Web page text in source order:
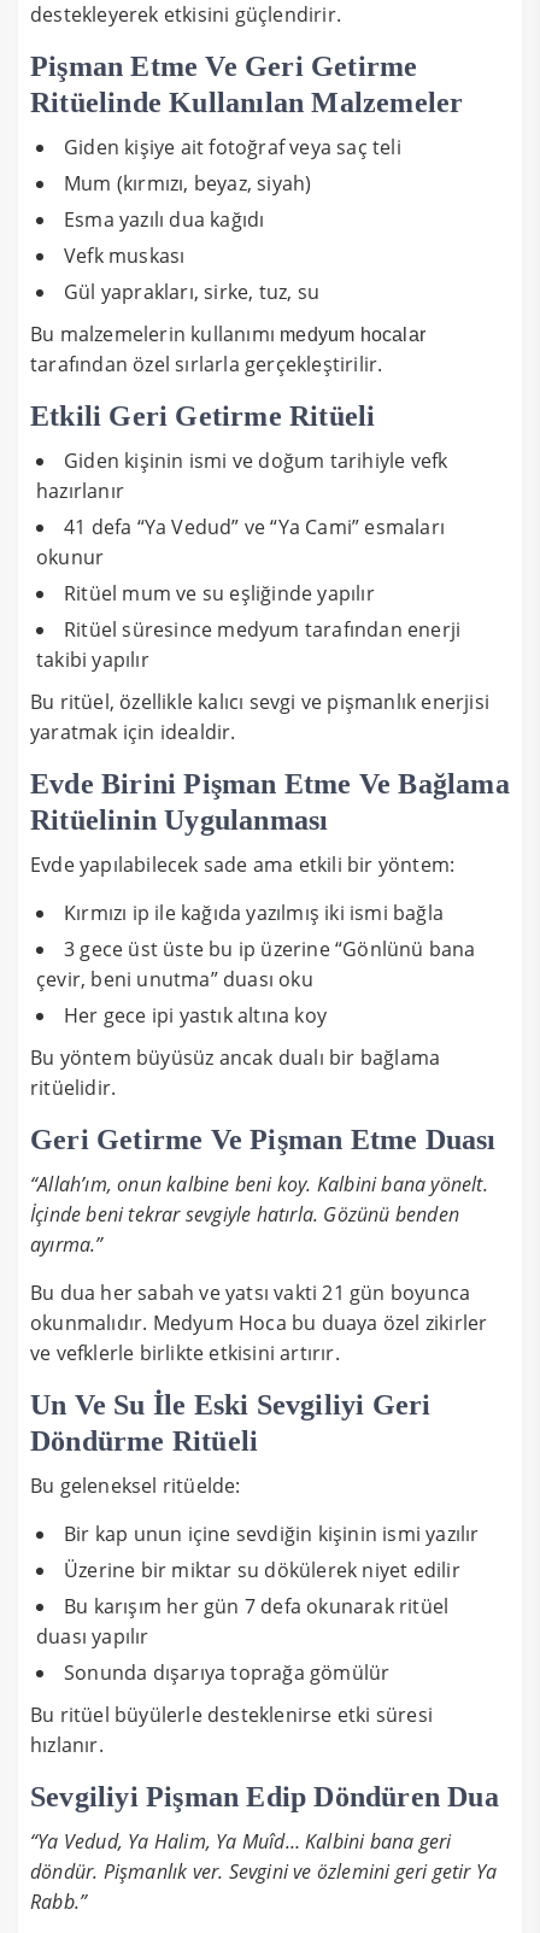
destekleyerek etkisini güçlendirir.
Pişman Etme Ve Geri Getirme
Ritüelinde Kullanılan Malzemeler
Giden kişiye ait fotoğraf veya saç teli
Mum (kırmızı, beyaz, siyah)
Esma yazılı dua kağıdı
Vefk muskası
Gül yaprakları, sirke, tuz, su
Bu malzemelerin kullanımı medyum hocalar
tarafından özel sırlarla gerçekleştirilir.
Etkili Geri Getirme Ritüeli
Giden kişinin ismi ve doğum tarihiyle vefk
hazırlanır
41 defa “Ya Vedud” ve “Ya Cami” esmaları
okunur
Ritüel mum ve su eşliğinde yapılır
Ritüel süresince medyum tarafından enerji
takibi yapılır
Bu ritüel, özellikle kalıcı sevgi ve pişmanlık enerjisi
yaratmak için idealdir.
Evde Birini Pişman Etme Ve Bağlama
Ritüelinin Uygulanması
Evde yapılabilecek sade ama etkili bir yöntem:
Kırmızı ip ile kağıda yazılmış iki ismi bağla
3 gece üst üste bu ip üzerine “Gönlünü bana
çevir, beni unutma” duası oku
Her gece ipi yastık altına koy
Bu yöntem büyüsüz ancak dualı bir bağlama
ritüelidir.
Geri Getirme Ve Pişman Etme Duası
“Allah’ım, onun kalbine beni koy. Kalbini bana yönelt.
İçinde beni tekrar sevgiyle hatırla. Gözünü benden
ayırma.”
Bu dua her sabah ve yatsı vakti 21 gün boyunca
okunmalıdır. Medyum Hoca bu duaya özel zikirler
ve vefklerle birlikte etkisini artırır.
Un Ve Su İle Eski Sevgiliyi Geri
Döndürme Ritüeli
Bu geleneksel ritüelde:
Bir kap unun içine sevdiğin kişinin ismi yazılır
Üzerine bir miktar su dökülerek niyet edilir
Bu karışım her gün 7 defa okunarak ritüel
duası yapılır
Sonunda dışarıya toprağa gömülür
Bu ritüel büyülerle desteklenirse etki süresi
hızlanır.
Sevgiliyi Pişman Edip Döndüren Dua
“Ya Vedud, Ya Halim, Ya Muîd… Kalbini bana geri
döndür. Pişmanlık ver. Sevgini ve özlemini geri getir Ya
Rabb.”